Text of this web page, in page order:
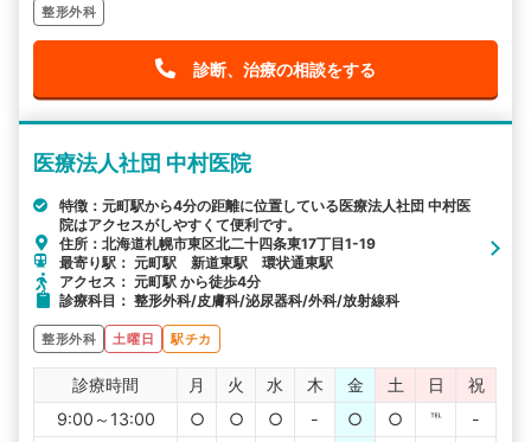
整形外科
診断、治療の相談をする
医療法人社団 中村医院
特徴：元町駅から4分の距離に位置している医療法人社団 中村医
院はアクセスがしやすくて便利です。
住所：北海道札幌市東区北二十四条東17丁目1-19
最寄り駅： 元町駅 新道東駅 環状通東駅
アクセス： 元町駅 から徒歩4分
診療科目： 整形外科/皮膚科/泌尿器科/外科/放射線科
整形外科 土曜日 駅チカ
診療時間 月 火 水 木 金 土 日
祝
9:00～13:00
○ ○ ○ - ○ ○ ℡
-